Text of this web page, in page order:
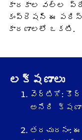
కారకాల వల్ల
కంప్రెషన్ ఈ
కారణాలలో ఒకటి.
లక్షణాలు
వెర్టిగో:
అనేది క్షణాల
తరచుదనం: